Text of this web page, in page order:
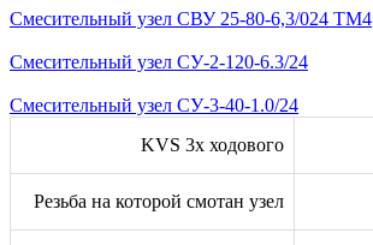
Смесительный узел СВУ 25-80-6,3/024 TМ4
Смесительный узел СУ-2-120-6.3/24
Смесительный узел СУ-3-40-1.0/24
KVS 3х ходового
Резьба на которой смотан узел